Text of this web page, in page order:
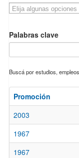
Palabras clave
Buscá por estudios,
Promoción
2003
1967
1967